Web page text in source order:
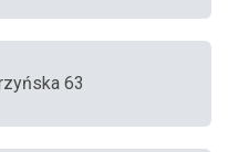
63